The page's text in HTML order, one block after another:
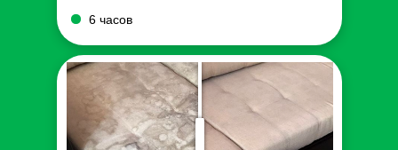
6 часов